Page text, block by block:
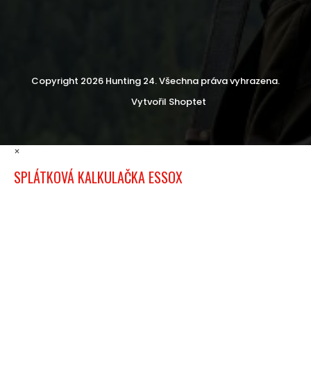
Vytvořil Shoptet
Copyright 2026 Hunting 24. Všechna práva vyhrazena.
×
SPLÁTKOVÁ KALKULAČKA ESSOX